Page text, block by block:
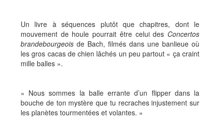
Un livre à séquences plutôt que chapitres, dont le
mouvement de houle pourrait être celui des Concertos
brandebourgeois de Bach, filmés dans une banlieue où
les gros cacas de chien lâchés un peu partout « ça craint
mille balles ».
« Nous sommes la balle errante d’un flipper dans la
bouche de ton mystère que tu recraches injustement sur
les planètes tourmentées et volantes. »